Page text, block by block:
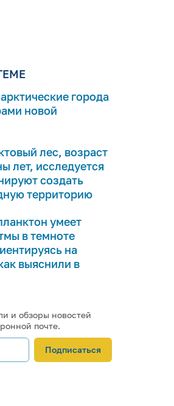
города
новой
лес, возраст
лет, исследуется
создать
территорию
умеет
в темноте
на
выяснили в
и обзоры новостей
почте.
Подписаться